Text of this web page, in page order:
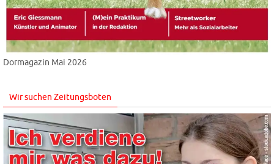
Dormagazin Mai 2026
Wir suchen Zeitungsboten